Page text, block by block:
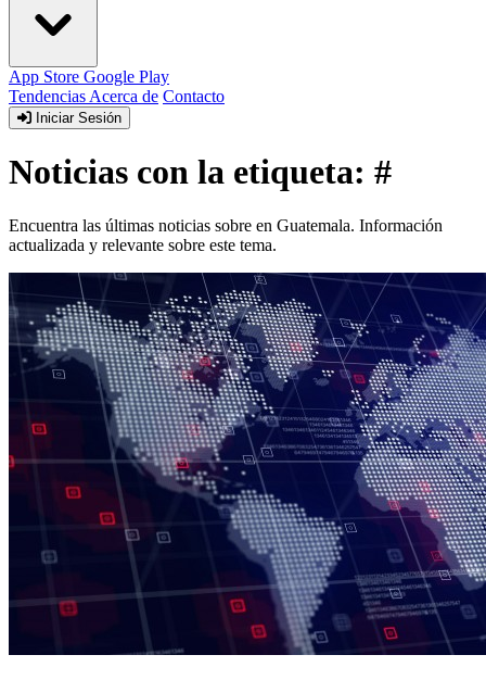
App Store Google Play
Tendencias Acerca de Contacto
Iniciar Sesión
Noticias con la etiqueta: #
Encuentra las últimas noticias sobre en Guatemala. Información
actualizada y relevante sobre este tema.